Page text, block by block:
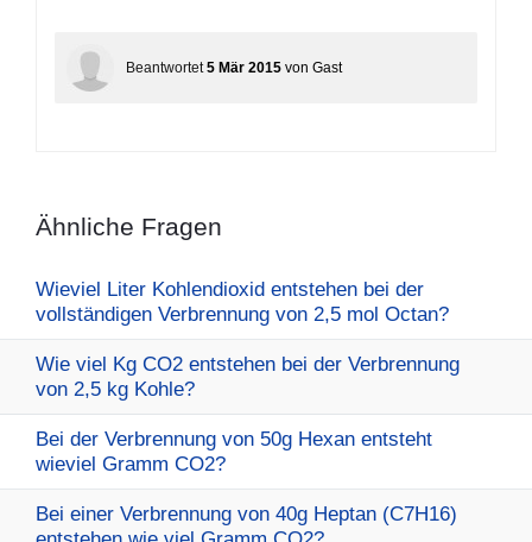
Beantwortet 5 Mär 2015 von Gast
Ähnliche Fragen
Wieviel Liter Kohlendioxid entstehen bei der
vollständigen Verbrennung von 2,5 mol Octan?
Wie viel Kg CO2 entstehen bei der Verbrennung
von 2,5 kg Kohle?
Bei der Verbrennung von 50g Hexan entsteht
wieviel Gramm CO2?
Bei einer Verbrennung von 40g Heptan (C7H16)